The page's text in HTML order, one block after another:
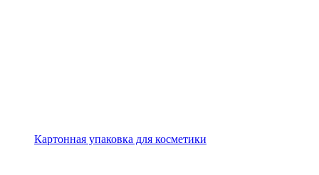
Картонная упаковка для косметики